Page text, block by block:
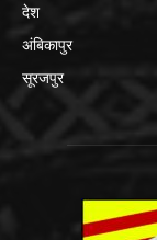
देश
अंबिकापुर
सूरजपुर